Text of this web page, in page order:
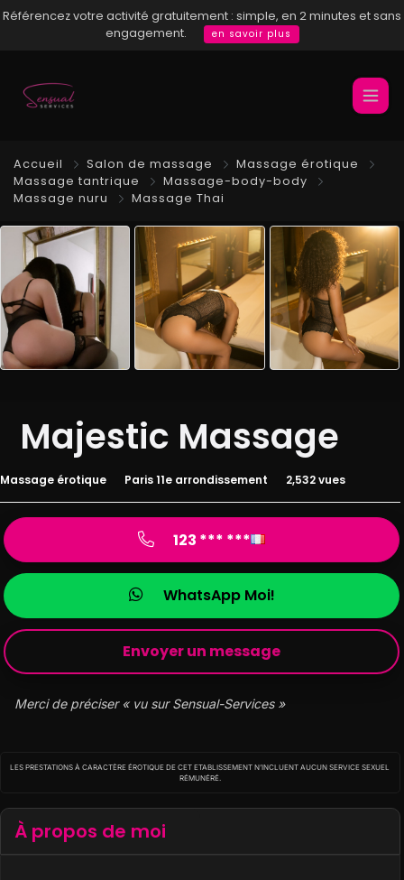
Référencez votre activité gratuitement : simple, en 2 minutes et sans
engagement.
en savoir plus
Accueil Salon de massage
Massage érotique
Massage tantrique
Massage-body-body
Massage nuru
Massage Thai
Majestic Massage
Massage érotique Paris 11e arrondissement 2,532 vues
123 *** ***
WhatsApp Moi!
Envoyer un message
Merci de préciser « vu sur Sensual-Services »
LES PRESTATIONS À CARACTÈRE ÉROTIQUE DE CET ETABLISSEMENT N’INCLUENT AUCUN SERVICE SEXUEL
RÉMUNÉRÉ.
À propos de moi